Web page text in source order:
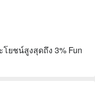
ยชน์สูงสุดถึง 3% Fun